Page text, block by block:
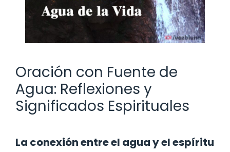
Oración con Fuente de
Agua: Reflexiones y
Significados Espirituales
La conexión entre el agua y el espíritu